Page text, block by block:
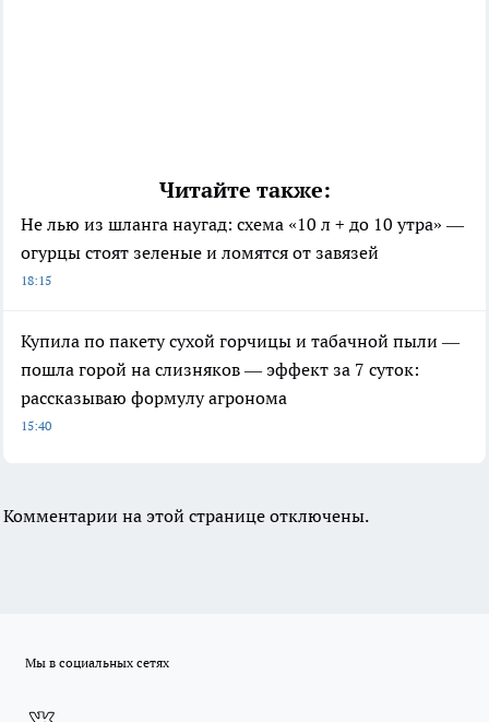
Читайте также:
Не лью из шланга наугад: схема «10 л + до 10 утра» —
огурцы стоят зеленые и ломятся от завязей
18:15
Купила по пакету сухой горчицы и табачной пыли —
пошла горой на слизняков — эффект за 7 суток:
рассказываю формулу агронома
15:40
Комментарии на этой странице отключены.
Мы в социальных сетях